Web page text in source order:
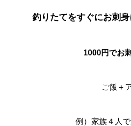
釣りたてをすぐにお刺
1000円でお
ご飯＋
例）家族４人